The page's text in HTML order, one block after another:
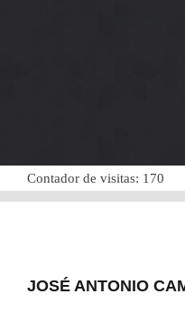
Contador de visitas: 170
JOSÉ ANTONIO